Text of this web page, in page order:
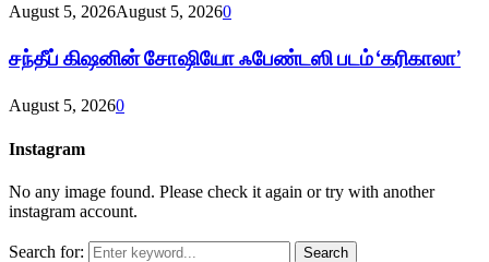
August 5, 2026August 5, 20260
சந்தீப் கிஷனின் சோஷியோ ஃபேண்டஸி படம் ‘கரிகாலா’
August 5, 20260
Instagram
No any image found. Please check it again or try with another
instagram account.
Search for: Search